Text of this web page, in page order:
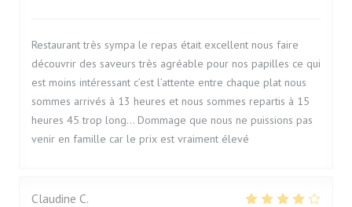
Restaurant très sympa le repas était excellent nous faire
découvrir des saveurs très agréable pour nos papilles ce qui
est moins intéressant c’est l’attente entre chaque plat nous
sommes arrivés à 13 heures et nous sommes repartis à 15
heures 45 trop long… Dommage que nous ne puissions pas
venir en famille car le prix est vraiment élevé
Claudine C